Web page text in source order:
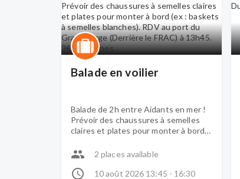
Balade en voilier
Balade de 2h entre Aidants en mer !
Prévoir des chaussures à semelles
claires et plates pour monter à bord
RDV au port du Grand Large
3€/personnes
2 places available
10 août 2026 13:45 - 16:30